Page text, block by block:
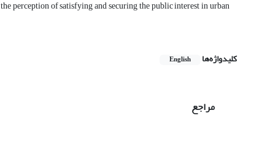
perception of satisfying and securing the public interest in urban
کلیدواژه‌ها English
مراجع